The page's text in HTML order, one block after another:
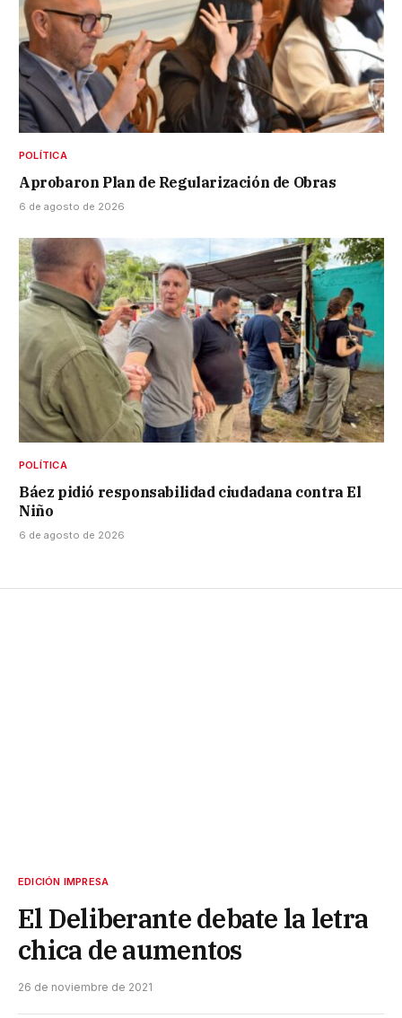
POLÍTICA
Aprobaron Plan de Regularización de Obras
6 de agosto de 2026
POLÍTICA
Báez pidió responsabilidad ciudadana contra El
Niño
6 de agosto de 2026
EDICIÓN IMPRESA
El Deliberante debate la letra
chica de aumentos
26 de noviembre de 2021